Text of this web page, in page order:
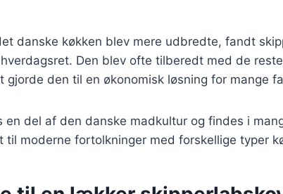
danske køkken blev mere udbredte, fandt
Den blev ofte tilberedt med de
gjorde den til en økonomisk løsning for mange
en del af den danske madkultur og findes i
til moderne fortolkninger med forskellige typer